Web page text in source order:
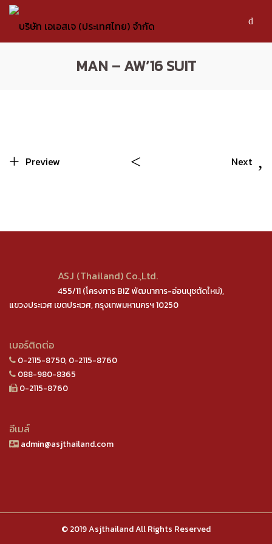
MAN – AW’16 SUIT
Preview Next
ASJ (Thailand) Co.,Ltd.
455/11 (โครงการ BIZ พัฒนาการ-อ่อนนุชตัดใหม่),
แขวงประเวศ เขตประเวศ, กรุงเทพมหานครฯ 10250
เบอร์ติดต่อ
0-2115-8750, 0-2115-8760
088-980-8365
0-2115-8760
อีเมล์
admin@asjthailand.com
© 2019 Asjthailand All Rights Reserved